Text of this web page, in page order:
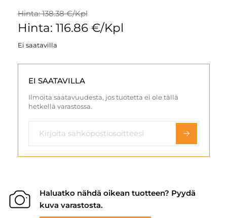
Hinta: 138.38 €/Kpl
Hinta: 116.86 €/Kpl
Ei saatavilla
EI SAATAVILLA
Ilmoita saatavuudesta, jos tuotetta ei ole tällä
hetkellä varastossa.
Haluatko nähdä oikean tuotteen? Pyydä
kuva varastosta.